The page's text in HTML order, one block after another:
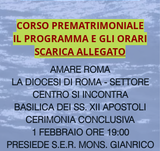
CORSO PREMATRIMONIALE
IL PROGRAMMA E GLI ORARI
SCARICA ALLEGATO
AMARE ROMA
LA DIOCESI DI ROMA - SETTORE
CENTRO SI INCONTRA
BASILICA DEI SS. XII APOSTOLI
CERIMONIA CONCLUSIVA
1 FEBBRAIO ORE 19:00
PRESIEDE S.E.R. MONS. GIANRICO